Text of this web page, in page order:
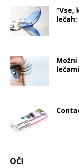
lečami
OČI